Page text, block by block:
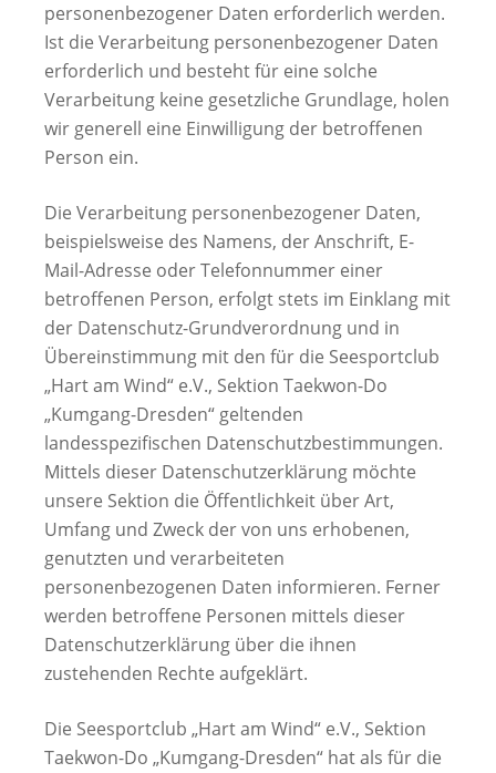
personenbezogener Daten erforderlich werden.
Ist die Verarbeitung personenbezogener Daten
erforderlich und besteht für eine solche
Verarbeitung keine gesetzliche Grundlage, holen
wir generell eine Einwilligung der betroffenen
Person ein.
Die Verarbeitung personenbezogener Daten,
beispielsweise des Namens, der Anschrift, E-
Mail-Adresse oder Telefonnummer einer
betroffenen Person, erfolgt stets im Einklang mit
der Datenschutz-Grundverordnung und in
Übereinstimmung mit den für die Seesportclub
„Hart am Wind“ e.V., Sektion Taekwon-Do
„Kumgang-Dresden“ geltenden
landesspezifischen Datenschutzbestimmungen.
Mittels dieser Datenschutzerklärung möchte
unsere Sektion die Öffentlichkeit über Art,
Umfang und Zweck der von uns erhobenen,
genutzten und verarbeiteten
personenbezogenen Daten informieren. Ferner
werden betroffene Personen mittels dieser
Datenschutzerklärung über die ihnen
zustehenden Rechte aufgeklärt.
Die Seesportclub „Hart am Wind“ e.V., Sektion
Taekwon-Do „Kumgang-Dresden“ hat als für die